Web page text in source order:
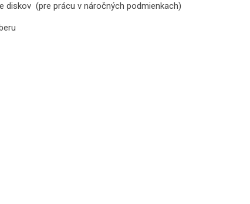
diskov (pre prácu v náročných podmienkach)